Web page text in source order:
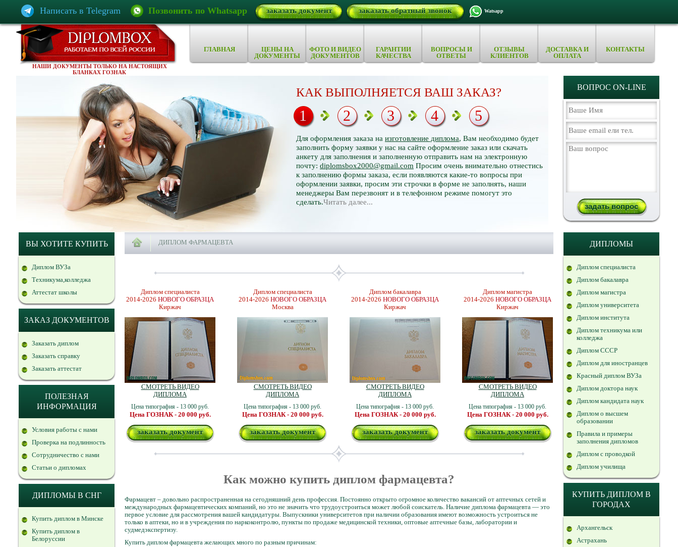
Написать в Telegram Позвонить по Whatsapp заказать документ заказать обратный звонок Watsapp
НАШИ ДОКУМЕНТЫ ТОЛЬКО НА НАСТОЯЩИХ
БЛАНКАХ ГОЗНАК
ГЛАВНАЯ
ЦЕНЫ НА
ДОКУМЕНТЫ
ФОТО И ВИДЕО
ДОКУМЕНТОВ
ГАРАНТИИ
КАЧЕСТВА
ВОПРОСЫ И
ОТВЕТЫ
ОТЗЫВЫ
КЛИЕНТОВ
ДОСТАВКА И
ОПЛАТА
КОНТАКТЫ
КАК ВЫПОЛНЯЕТСЯ ВАШ ЗАКАЗ?
Для оформления заказа на изготовление диплома, Вам необходимо будет
заполнить форму заявки у нас на сайте оформление заказ или скачать
анкету для заполнения и заполненную отправить нам на электронную
почту: diplomsbox2000@gmail.com Просим очень внимательно отнестись
к заполнению формы заказа, если появляются какие-то вопросы при
оформлении заявки, просим эти строчки в форме не заполнять, наши
менеджеры Вам перезвонят и в телефонном режиме помогут это
сделать.Читать далее...
1 2 3 4 5
ВОПРОС ON-LINE
ВЫ ХОТИТЕ КУПИТЬ
Диплом ВУЗа
Техникума,колледжа
Аттестат школы
ЗАКАЗ ДОКУМЕНТОВ
Заказать диплом
Заказать справку
Заказать аттестат
ПОЛЕЗНАЯ
ИНФОРМАЦИЯ
Условия работы с нами
Проверка на подлинность
Сотрудничество с нами
Статьи о дипломах
ДИПЛОМЫ В СНГ
Купить диплом в Минске
Купить диплом в
Белоруссии
ДИПЛОМ ФАРМАЦЕВТА
Диплом специалиста
2014-2026 НОВОГО ОБРАЗЦА
Киржач
СМОТРЕТЬ ВИДЕО
ДИПЛОМА
Цена типография - 13 000 руб.
Цена ГОЗНАК - 20 000 руб.
заказать документ
Диплом специалиста
2014-2026 НОВОГО ОБРАЗЦА
Москва
СМОТРЕТЬ ВИДЕО
ДИПЛОМА
Цена типография - 13 000 руб.
Цена ГОЗНАК - 20 000 руб.
заказать документ
Диплом бакалавра
2014-2026 НОВОГО ОБРАЗЦА
Киржач
СМОТРЕТЬ ВИДЕО
ДИПЛОМА
Цена типография - 13 000 руб.
Цена ГОЗНАК - 20 000 руб.
заказать документ
Диплом магистра
2014-2026 НОВОГО ОБРАЗЦА
Киржач
СМОТРЕТЬ ВИДЕО
ДИПЛОМА
Цена типография - 13 000 руб.
Цена ГОЗНАК - 20 000 руб.
заказать документ
Как можно купить диплом фармацевта?
Фармацевт – довольно распространенная на сегодняшний день профессия. Постоянно открыто огромное количество вакансий от аптечных сетей и
международных фармацевтических компаний, но это не значить что трудоустроиться может любой соискатель. Наличие диплома фармацевта — это
первое условие для рассмотрения вашей кандидатуры. Выпускники университетов при наличии образования имеют возможность устроиться не
только в аптеки, но и в учреждения по наркоконтролю, пункты по продаже медицинской техники, оптовые аптечные базы, лаборатории и
судмедэкспертизу.
Купить диплом фармацевта желающих много по разным причинам:
ДИПЛОМЫ
Диплом специалиста
Диплом бакалавра
Диплом магистра
Диплом университета
Диплом института
Диплом техникума или
колледжа
Диплом СССР
Диплом для иностранцев
Красный диплом ВУЗа
Диплом доктора наук
Диплом кандидата наук
Диплом о высшем
образовании
Правила и примеры
заполнения дипломов
Диплом с проводкой
Диплом училища
КУПИТЬ ДИПЛОМ В
ГОРОДАХ
Архангельск
Астрахань